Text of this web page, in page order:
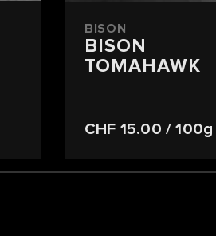
BISON
BISON
TOMAHAWK
CHF 15.00 / 100g